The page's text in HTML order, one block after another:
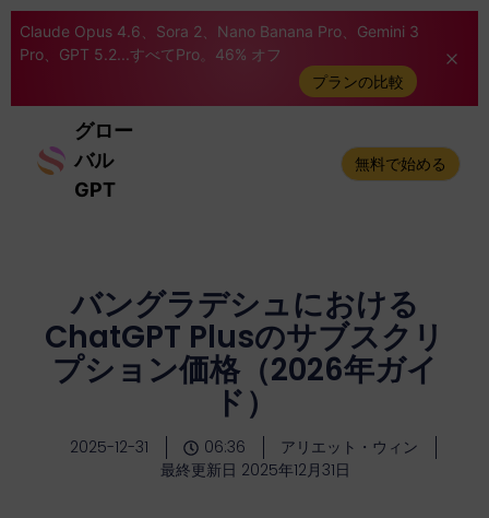
Claude Opus 4.6、Sora 2、Nano Banana Pro、Gemini 3
Pro、GPT 5.2...すべてPro。46% オフ
プランの比較
グロー
バル
GPT
無料で始める
バングラデシュにおける
ChatGPT Plusのサブスクリ
プション価格（2026年ガイ
ド）
2025-12-31 06:36
アリエット・ウィン
最終更新日 2025年12月31日